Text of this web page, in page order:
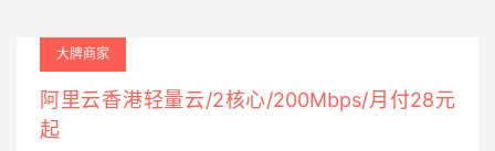
大牌商家
阿里云香港轻量云/2核心/200Mbps/月付28元
起